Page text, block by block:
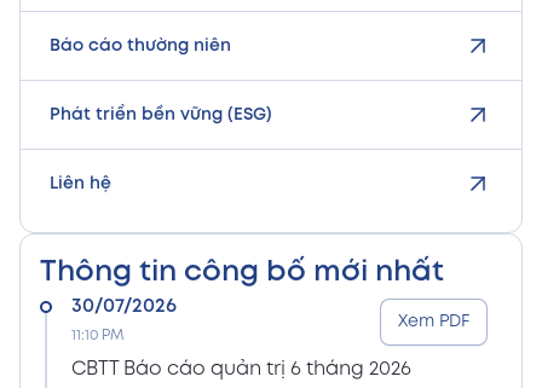
Báo cáo thường niên
Phát triển bền vững (ESG)
Liên hệ
Thông tin công bố mới nhất
30/07/2026
11:10 PM
CBTT Báo cáo quản trị 6 tháng 2026
Xem PDF